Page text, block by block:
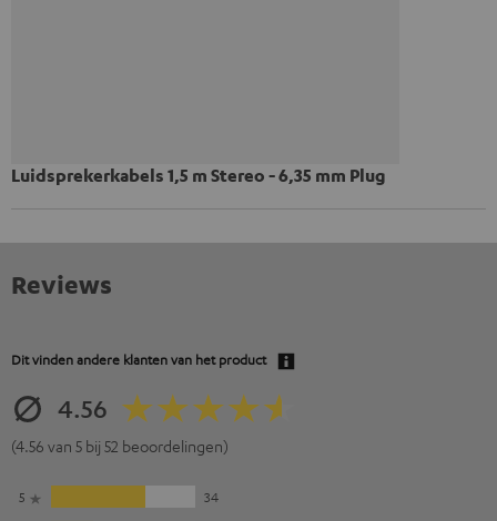
Luidsprekerkabels 1,5 m Stereo - 6,35 mm Plug
Reviews
Dit vinden andere klanten van het product
4.56
(4.56 van 5 bij 52 beoordelingen)
5
34